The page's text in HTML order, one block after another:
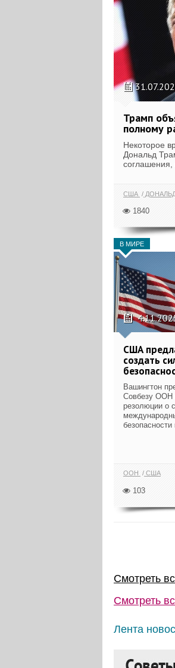
Трамп
полному
Некоторое
Дональд
соглашения,
США
1840
В МИРЕ
США
создать
Вашингтон
Совбезу ООН
резолюции о
безопасности
ООН США
103
Смотреть
Смотреть
Лента